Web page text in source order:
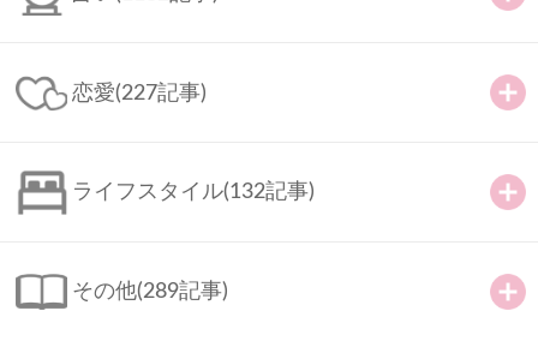
恋愛(227記事)
ライフスタイル(132記事)
その他(289記事)